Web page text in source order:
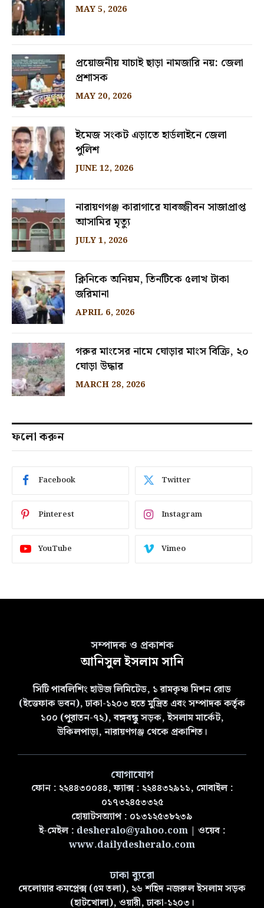
MAY 5, 2026
প্রয়োজনীয় যাচাই ছাড়া নামজারি নয়: জেলা
প্রশাসক
MAY 20, 2026
ইমেজ সংকট এড়াতে হার্ডলাইনে জেলা
পুলিশ
JUNE 12, 2026
নারায়ণগঞ্জ কারাগারে যাবজ্জীবন সাজাপ্রাপ্ত
আসামির মৃত্যু
JULY 1, 2026
ক্লিনিকে অনিয়ম, তিনটিকে ৫লাখ টাকা
জরিমানা
APRIL 6, 2026
গরুর মাংসের নামে ঘোড়ার মাংস বিক্রি, ২০
ঘোড়া উদ্ধার
MARCH 28, 2026
ফলো করুন
Facebook Twitter
Pinterest Instagram
YouTube Vimeo
সম্পাদক ও প্রকাশক
আনিসুল ইসলাম সানি
সিটি পাবলিশিং হাউজ লিমিটেড, ১ রামকৃষ্ণ মিশন রোড
(ইত্তেফাক ভবন), ঢাকা-১২০৩ হতে মুদ্রিত এবং সম্পাদক কর্তৃক
১০০ (পুরাতন-৭২), বঙ্গবন্ধু সড়ক, ইসলাম মার্কেট,
উকিলপাড়া, নারায়ণগঞ্জ থেকে প্রকাশিত।
যোগাযোগ
ফোন : ২২৪৪৩০০৪৪, ফ্যাক্স : ২২৪৪৩২৯১১, মোবাইল :
০১৭৩২৪৫৩৩২৫
হোয়াটসঅ্যাপ : ০১৩১২৫৩৮২৩৯
ই-মেইল : desheralo@yahoo.com| ওয়েব :
www.dailydesheralo.com
ঢাকা ব্যুরো
দেলোয়ার কমপ্লেক্স (৫ম তলা), ২৬ শহিদ নজরুল ইসলাম সড়ক
(হাটখোলা), ওয়ারী, ঢাকা-১২০৩।